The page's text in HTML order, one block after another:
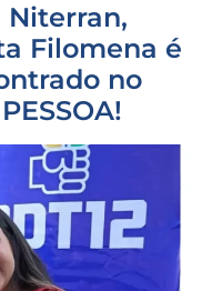
Niterran,
Filomena é
no